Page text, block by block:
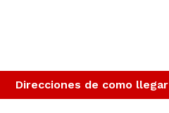
Direcciones de como llegar